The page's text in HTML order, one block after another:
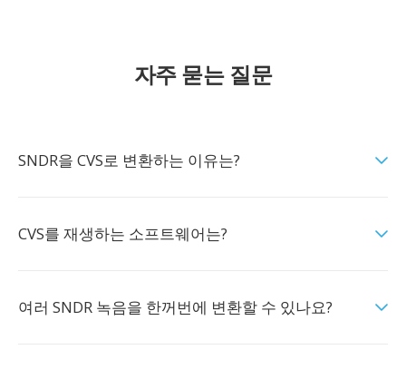
자주 묻는 질문
SNDR을 CVS로 변환하는 이유는?
CVS를 재생하는 소프트웨어는?
여러 SNDR 녹음을 한꺼번에 변환할 수 있나요?